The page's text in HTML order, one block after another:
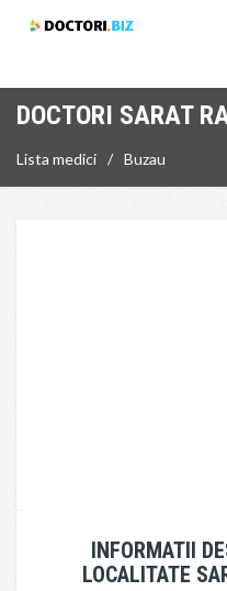
DOCTORI SARAT
Lista medici Buzau
INFORMATII
LOCALITATE